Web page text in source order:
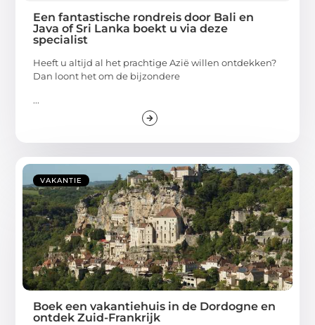
Een fantastische rondreis door Bali en
Java of Sri Lanka boekt u via deze
specialist
Heeft u altijd al het prachtige Azië willen ontdekken?
Dan loont het om de bijzondere
...
VAKANTIE
Boek een vakantiehuis in de Dordogne en
ontdek Zuid-Frankrijk